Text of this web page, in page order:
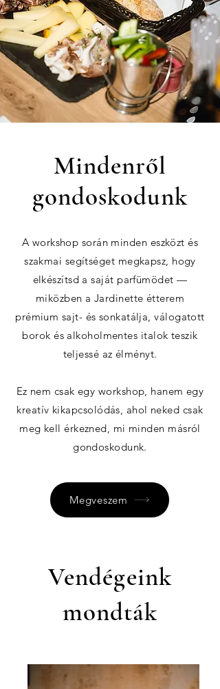
Mindenről
gondoskodunk
A workshop során minden eszközt és
szakmai segítséget megkapsz, hogy
elkészítsd a saját parfümödet —
miközben a Jardinette étterem
prémium sajt- és sonkatálja, válogatott
borok és alkoholmentes italok teszik
teljessé az élményt.
Ez nem csak egy workshop, hanem egy
kreatív kikapcsolódás, ahol neked csak
meg kell érkezned, mi minden másról
gondoskodunk.
Megveszem
Vendégeink
mondták